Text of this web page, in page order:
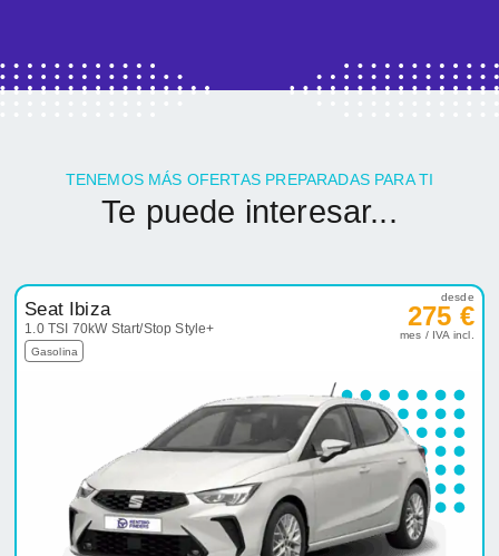
TENEMOS MÁS OFERTAS PREPARADAS PARA TI
Te puede interesar...
Seat Ibiza
1.0 TSI 70kW Start/Stop Style+
Gasolina
desde
275 €
mes / IVA incl.